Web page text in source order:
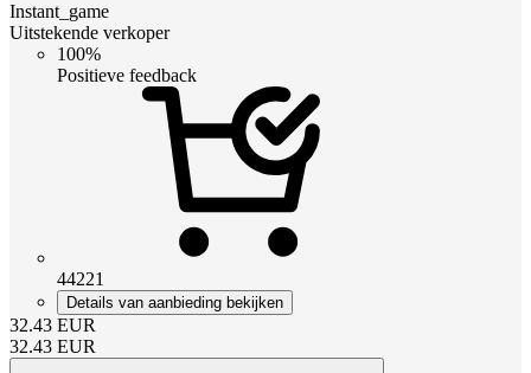
Instant_game
Uitstekende verkoper
100%
Positieve feedback
44221
Details van aanbieding bekijken
32.43 EUR
32.43 EUR